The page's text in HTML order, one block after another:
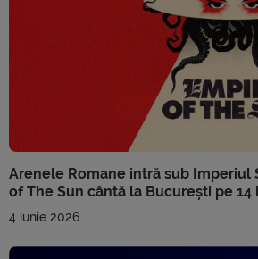
Arenele Romane intră sub Imperiul
of The Sun cântă la București pe 14
4 iunie 2026